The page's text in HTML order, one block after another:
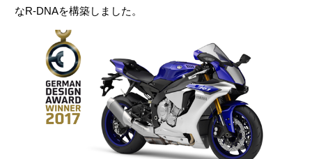
なR-DNAを構築しました。